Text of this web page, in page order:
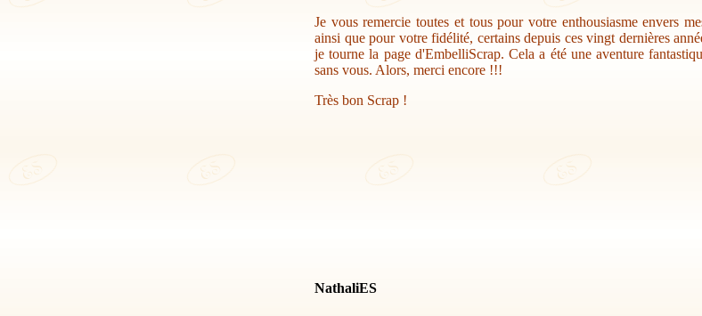
Je vous remercie toutes et tous pour votre enthousiasme envers
ainsi que pour votre fidélité, certains depuis ces vingt dernières
je tourne la page d'EmbelliScrap. Cela a été une aventure
sans vous. Alors, merci encore !!!
Très bon Scrap !
NathaliES